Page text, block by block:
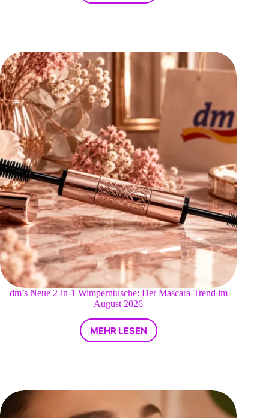
dm’s Neue 2-in-1 Wimperntusche: Der Mascara-Trend im
August 2026
MEHR LESEN